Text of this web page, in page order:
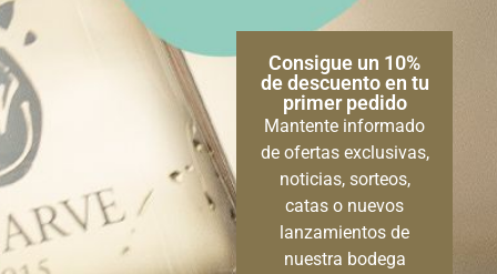
Consigue un 10%
de descuento en tu
primer pedido
Mantente informado
de ofertas exclusivas,
noticias, sorteos,
catas o nuevos
lanzamientos de
nuestra bodega